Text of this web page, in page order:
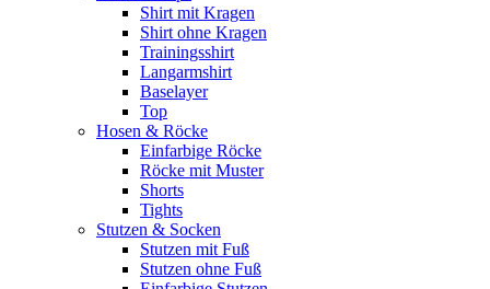
Shirt mit Kragen
Shirt ohne Kragen
Trainingsshirt
Langarmshirt
Baselayer
Top
Hosen & Röcke
Einfarbige Röcke
Röcke mit Muster
Shorts
Tights
Stutzen & Socken
Stutzen mit Fuß
Stutzen ohne Fuß